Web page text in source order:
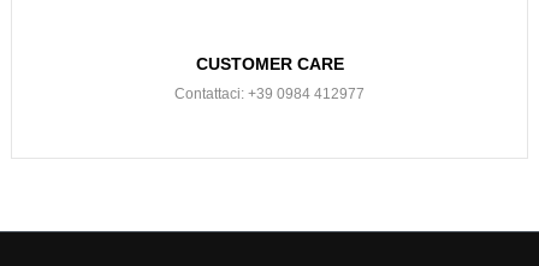
CUSTOMER CARE
Contattaci: +39 0984 412977